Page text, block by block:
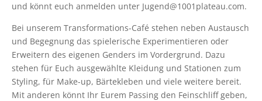
und könnt euch anmelden unter Jugend@1001plateau.com.
Bei unserem Transformations-Café stehen neben Austausch
und Begegnung das spielerische Experimentieren oder
Erweitern des eigenen Genders im Vordergrund. Dazu
stehen für Euch ausgewählte Kleidung und Stationen zum
Styling, für Make-up, Bärtekleben und viele weitere bereit.
Mit anderen könnt Ihr Eurem Passing den Feinschliff geben,